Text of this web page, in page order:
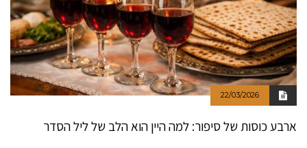
22/03/2026
ארבע כוסות של סיפור: למה היין הוא הלב של ליל הסדר